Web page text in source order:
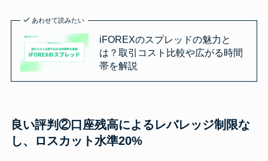
あわせて読みたい
iFOREXのスプレッドの魅力と
は？取引コスト比較や広がる時間
帯を解説
良い評判②口座残高によるレバレッジ制限な
し、ロスカット水準20%